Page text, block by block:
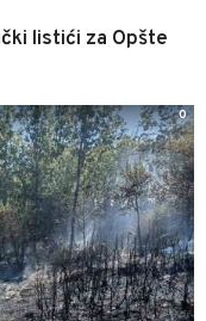
listići za Opšte
0